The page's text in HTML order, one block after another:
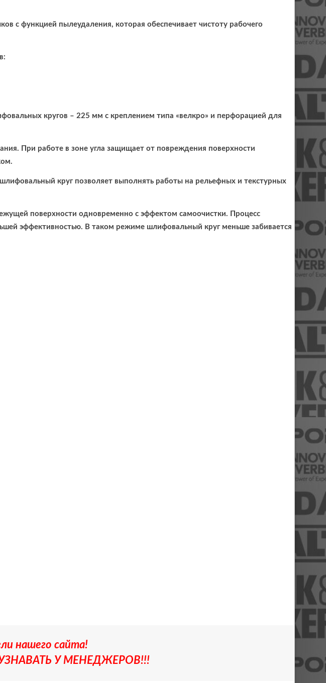
с функцией пылеудаления, которая обеспечивает чистоту рабочего
кругов – 225 мм с креплением типа «велкро» и перфорацией для
При работе в зоне угла защищает от повреждения поверхности
круг позволяет выполнять работы на рельефных и текстурных
поверхности одновременно с эффектом самоочистки. Процесс
эффективностью. В таком режиме шлифовальный круг меньше забивается
нашего сайта!
У МЕНЕДЖЕРОВ!!!